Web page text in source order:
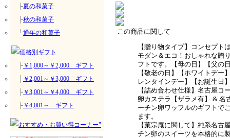
├夏の和菓子
├秋の和菓子
└通年の和菓子
├ ￥1,000～￥2,000 ギフト
├ ￥2,001～￥3,000 ギフト
├ ￥3,001～￥4,000 ギフト
├ ￥4,001～ ギフト
この商品に関して
【贈り物タイプ】コンセプト
モダン＆エコ！おしゃれな贈
フトです。【母の日】【父の
【敬老の日】【ホワイトデー
レンタインデー】【お誕生日
【詰め合わせ仕様】名古屋コ
卵カステラ【ザラメ有】 & 名
ーチン卵ワッフルのギフトで
ます。
【菓宗庵に関して】純系名古
チン卵のスイーツを本格的に